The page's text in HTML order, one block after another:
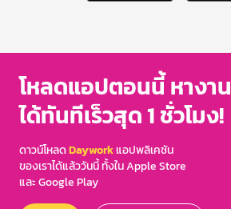
โหลดแอปตอนนี้ หางาน
ได้ทันทีเร็วสุด 1 ชั่วโมง!
ดาวน์โหลดDayworkแอปพลิเคชัน
ของเราได้แล้ววันนี้ ทั้งใน Apple Store
และ Google Play